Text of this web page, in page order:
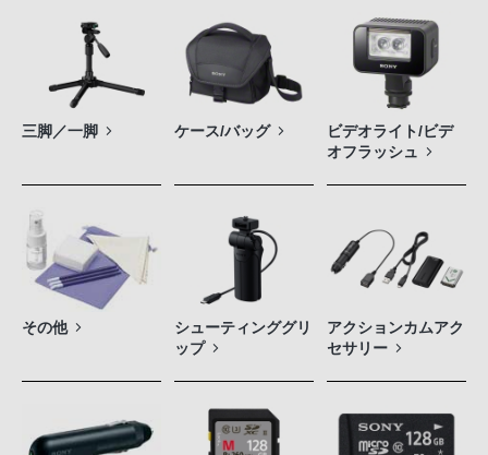
三脚／一脚 ケース/バッグ
ビデオライト/ビデ
オフラッシュ
その他
シューティンググリ
ップ
アクションカムアク
セサリー